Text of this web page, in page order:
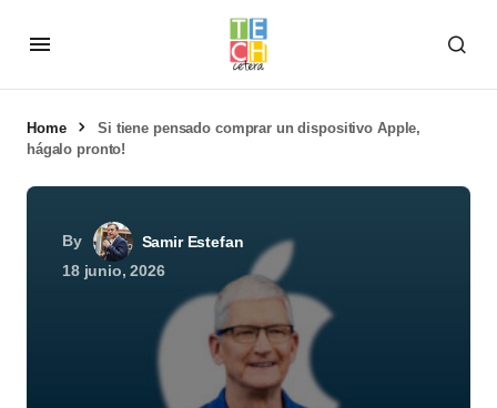
Home
Si tiene pensado comprar un dispositivo Apple,
hágalo pronto!
By
Samir Estefan
18 junio, 2026